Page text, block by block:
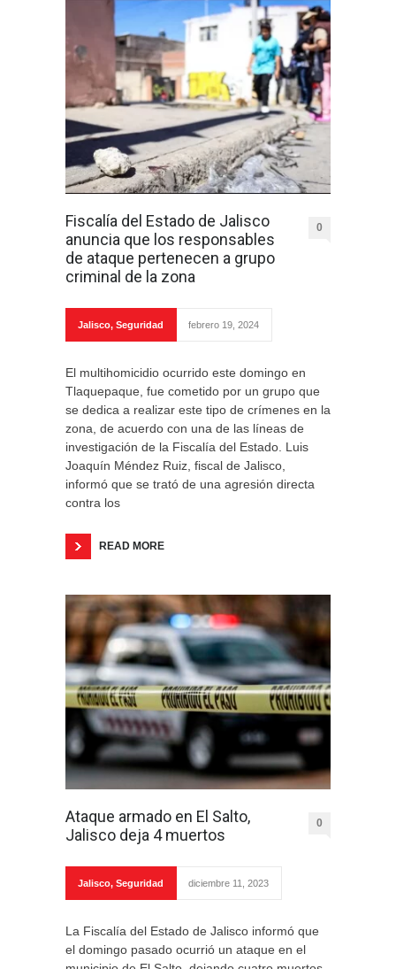
Fiscalía del Estado de Jalisco
anuncia que los responsables
de ataque pertenecen a grupo
criminal de la zona
0
Jalisco, Seguridad febrero 19, 2024
El multihomicidio ocurrido este domingo en
Tlaquepaque, fue cometido por un grupo que
se dedica a realizar este tipo de crímenes en la
zona, de acuerdo con una de las líneas de
investigación de la Fiscalía del Estado. Luis
Joaquín Méndez Ruiz, fiscal de Jalisco,
informó que se trató de una agresión directa
contra los
READ MORE
Ataque armado en El Salto,
Jalisco deja 4 muertos
0
Jalisco, Seguridad diciembre 11, 2023
La Fiscalía del Estado de Jalisco informó que
el domingo pasado ocurrió un ataque en el